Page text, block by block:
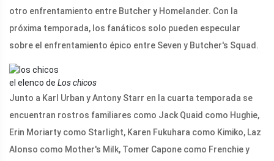
otro enfrentamiento entre Butcher y Homelander. Con la
próxima temporada, los fanáticos solo pueden especular
sobre el enfrentamiento épico entre Seven y Butcher's Squad.
el elenco de Los chicos
Junto a Karl Urban y Antony Starr en la cuarta temporada se
encuentran rostros familiares como Jack Quaid como Hughie,
Erin Moriarty como Starlight, Karen Fukuhara como Kimiko, Laz
Alonso como Mother's Milk, Tomer Capone como Frenchie y